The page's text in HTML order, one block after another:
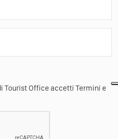
Tourist Office accetti Termini e